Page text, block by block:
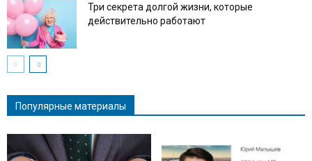
Три секрета долгой жизни, которые
действительно работают
Популярные материалы